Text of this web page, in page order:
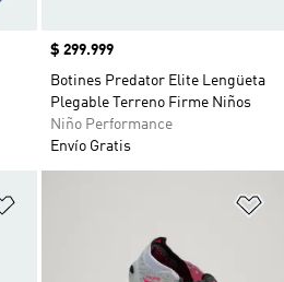
Precio
$ 299.999
Botines Predator Elite Lengüeta
Plegable Terreno Firme Niños
Niño Performance
Envío Gratis